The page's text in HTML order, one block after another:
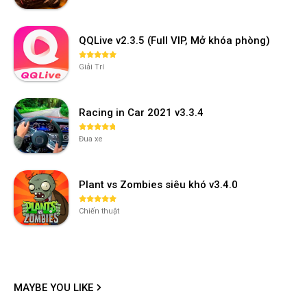
QQLive v2.3.5 (Full VIP, Mở khóa phòng)
Giải Trí
Racing in Car 2021 v3.3.4
Đua xe
Plant vs Zombies siêu khó v3.4.0
Chiến thuật
MAYBE YOU LIKE